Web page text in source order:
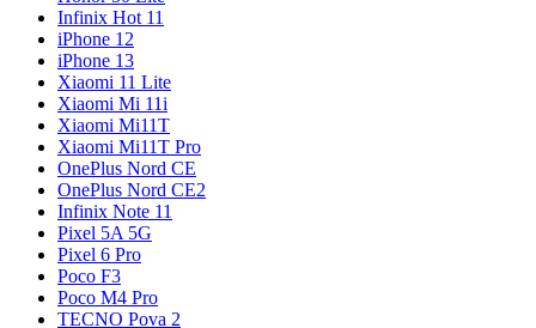
Infinix Hot 11
iPhone 12
iPhone 13
Xiaomi 11 Lite
Xiaomi Mi 11i
Xiaomi Mi11T
Xiaomi Mi11T Pro
OnePlus Nord CE
OnePlus Nord CE2
Infinix Note 11
Pixel 5A 5G
Pixel 6 Pro
Poco F3
Poco M4 Pro
TECNO Pova 2